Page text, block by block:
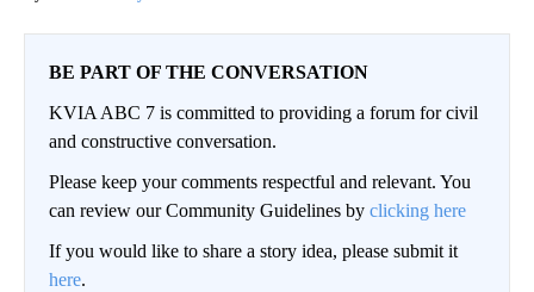
BE PART OF THE CONVERSATION
KVIA ABC 7 is committed to providing a forum for civil
and constructive conversation.
Please keep your comments respectful and relevant. You
can review our Community Guidelines by clicking here
If you would like to share a story idea, please submit it
here.